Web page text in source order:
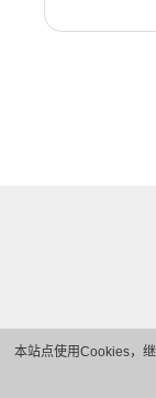
本站点使用Cookies，